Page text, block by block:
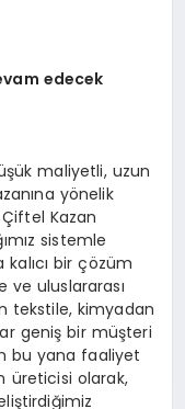
edecek
maliyetli, uzun
yönelik
Çiftel Kazan
sistemle
bir çözüm
ve uluslararası
tekstile, kimyadan
geniş bir müşteri
bu yana faaliyet
üreticisi olarak,